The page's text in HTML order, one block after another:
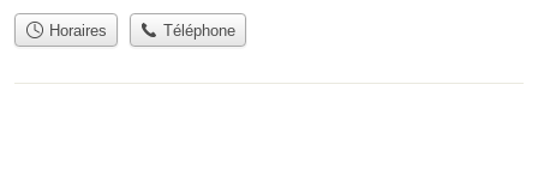
Horaires Téléphone